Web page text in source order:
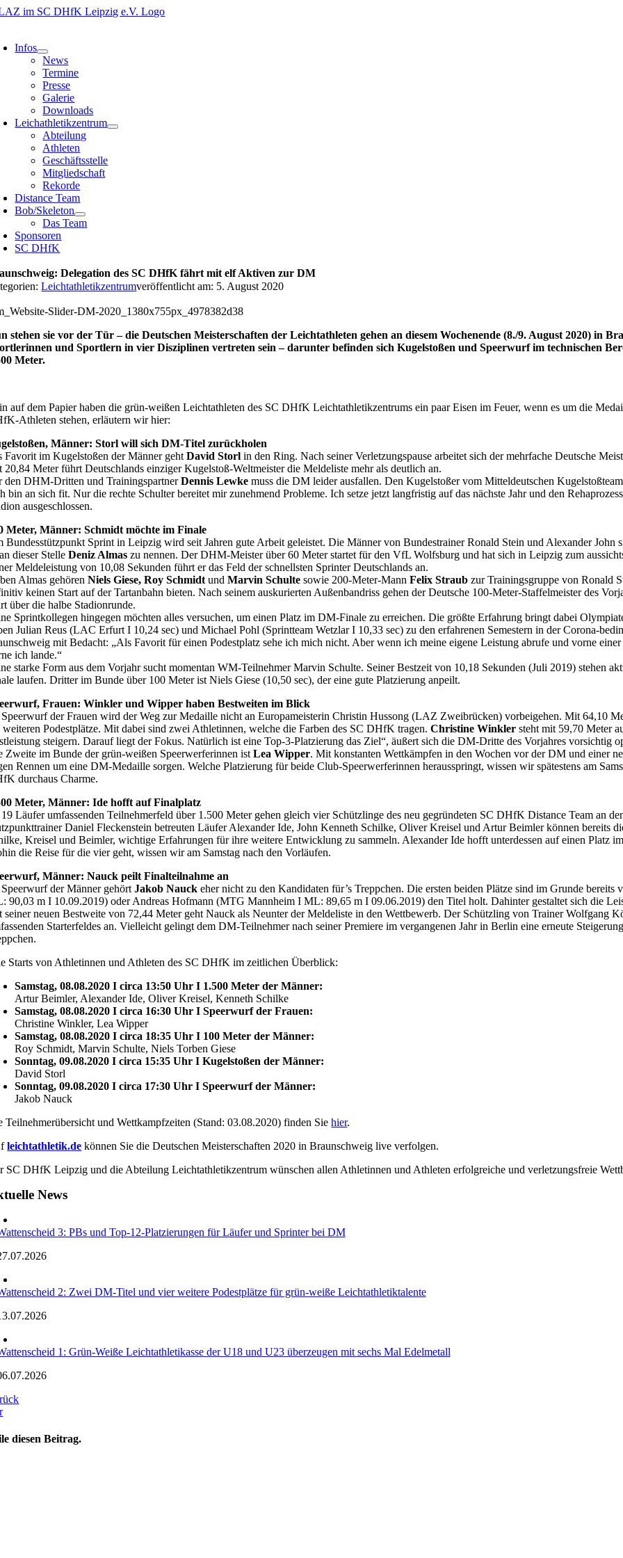
Zum
Infos
News
Termine
Presse
Galerie
Downloads
Leichathletikzentrum
Abteilung
Athleten
Geschäftsstelle
Mitgliedschaft
Rekorde
Distance Team
Bob/Skeleton
Das Team
Sponsoren
SC DHfK
Delegation des SC DHfK fährt mit elf Aktiven zur DM
Leichtathletikzentrumveröffentlicht am: 5. August 2020
Slider-DM-2020_1380x755px_4978382d38
stehen sie vor der Tür – die Deutschen Meisterschaften der Leichtathleten gehen an diesem Wochenende (8./9. August 2020) in
und Sportlern in vier Disziplinen vertreten sein – darunter befinden sich Kugelstoßen und Speerwurf im technischen
Meter.
auf dem Papier haben die grün-weißen Leichtathleten des SC DHfK Leichtathletikzentrums ein paar Eisen im Feuer, wenn es um die
Athleten stehen, erläutern wir hier:
Männer: Storl will sich DM-Titel zurückholen
Favorit im Kugelstoßen der Männer gehtDavid Storl in den Ring. Nach seiner Verletzungspause arbeitet sich der mehrfache Deutsche
20,84 Meter führt Deutschlands einziger Kugelstoß-Weltmeister die Meldeliste mehr als deutlich an.
den DHM-Dritten und TrainingspartnerDennis Lewke muss die DM leider ausfallen. Den Kugelstoßer vom Mitteldeutschen
bin an sich fit. Nur die rechte Schulter bereitet mir zunehmend Probleme. Ich setze jetzt langfristig auf das nächste Jahr und den
ausgeschlossen.
Meter, Männer: Schmidt möchte im Finale
Bundesstützpunkt Sprint in Leipzig wird seit Jahren gute Arbeit geleistet. Die Männer von Bundestrainer Ronald Stein und Alexander
dieser StelleDeniz Almas zu nennen. Der DHM-Meister über 60 Meter startet für den VfL Wolfsburg und hat sich in Leipzig zum
Meldeleistung von 10,08 Sekunden führt er das Feld der schnellsten Sprinter Deutschlands an.
Almas gehörenNiels Giese,Roy Schmidt undMarvin Schulte sowie 200-Meter-MannFelix Straub zur Trainingsgruppe von Ronald
keinen Start auf der Tartanbahn bieten. Nach seinem auskurierten Außenbandriss gehen der Deutsche 100-Meter-Staffelmeister des
über die halbe Stadionrunde.
Sprintkollegen hingegen möchten alles versuchen, um einen Platz im DM-Finale zu erreichen. Die größte Erfahrung bringt dabei
Julian Reus (LAC Erfurt I 10,24 sec) und Michael Pohl (Sprintteam Wetzlar I 10,33 sec) zu den erfahrenen Semestern in der Corona-
mit Bedacht: „Als Favorit für einen Podestplatz sehe ich mich nicht. Aber wenn ich meine eigene Leistung abrufe und vorne
ich lande.“
starke Form aus dem Vorjahr sucht momentan WM-Teilnehmer Marvin Schulte. Seiner Bestzeit von 10,18 Sekunden (Juli 2019) stehen
laufen. Dritter im Bunde über 100 Meter ist Niels Giese (10,50 sec), der eine gute Platzierung anpeilt.
Frauen: Winkler und Wipper haben Bestweiten im Blick
der Frauen wird der Weg zur Medaille nicht an Europameisterin Christin Hussong (LAZ Zweibrücken) vorbeigehen. Mit 64,10
weiteren Podestplätze. Mit dabei sind zwei Athletinnen, welche die Farben des SC DHfK tragen.Christine Winkler steht mit 59,70 Meter
steigern. Darauf liegt der Fokus. Natürlich ist eine Top-3-Platzierung das Ziel“, äußert sich die DM-Dritte des Vorjahres vorsichtig
Zweite im Bunde der grün-weißen Speerwerferinnen istLea Wipper. Mit konstanten Wettkämpfen in den Wochen vor der DM und einer
Rennen um eine DM-Medaille sorgen. Welche Platzierung für beide Club-Speerwerferinnen herausspringt, wissen wir spätestens am
durchaus Charme.
Meter, Männer: Ide hofft auf Finalplatz
Läufer umfassenden Teilnehmerfeld über 1.500 Meter gehen gleich vier Schützlinge des neu gegründeten SC DHfK Distance Team an
Daniel Fleckenstein betreuten Läufer Alexander Ide, John Kenneth Schilke, Oliver Kreisel und Artur Beimler können
Kreisel und Beimler, wichtige Erfahrungen für ihre weitere Entwicklung zu sammeln. Alexander Ide hofft unterdessen auf einen Platz
die Reise für die vier geht, wissen wir am Samstag nach den Vorläufen.
Männer: Nauck peilt Finalteilnahme an
der Männer gehörtJakob Nauck eher nicht zu den Kandidaten für’s Treppchen. Die ersten beiden Plätze sind im Grunde
90,03 m I 10.09.2019) oder Andreas Hofmann (MTG Mannheim I ML: 89,65 m I 09.06.2019) den Titel holt. Dahinter gestaltet sich die
seiner neuen Bestweite von 72,44 Meter geht Nauck als Neunter der Meldeliste in den Wettbewerb. Der Schützling von Trainer Wolfgang
Starterfeldes an. Vielleicht gelingt dem DM-Teilnehmer nach seiner Premiere im vergangenen Jahr in Berlin eine erneute
Starts von Athletinnen und Athleten des SC DHfK im zeitlichen Überblick:
Samstag, 08.08.2020 I circa 13:50 Uhr I 1.500 Meter der Männer:
Artur Beimler, Alexander Ide, Oliver Kreisel, Kenneth Schilke
Samstag, 08.08.2020 I circa 16:30 Uhr I Speerwurf der Frauen:
Christine Winkler, Lea Wipper
Samstag, 08.08.2020 I circa 18:35 Uhr I 100 Meter der Männer:
Roy Schmidt, Marvin Schulte, Niels Torben Giese
Sonntag, 09.08.2020 I circa 15:35 Uhr I Kugelstoßen der Männer:
David Storl
Sonntag, 09.08.2020 I circa 17:30 Uhr I Speerwurf der Männer:
Jakob Nauck
Teilnehmerübersicht und Wettkampfzeiten (Stand: 03.08.2020) finden Siehier.
leichtathletik.de können Sie die Deutschen Meisterschaften 2020 in Braunschweig live verfolgen.
SC DHfK Leipzig und die Abteilung Leichtathletikzentrum wünschen allen Athletinnen und Athleten erfolgreiche und verletzungsfreie
News
3: PBs und Top-12-Platzierungen für Läufer und Sprinter bei DM
2: Zwei DM-Titel und vier weitere Podestplätze für grün-weiße Leichtathletiktalente
1: Grün-Weiße Leichtathletikasse der U18 und U23 überzeugen mit sechs Mal Edelmetall
diesen Beitrag.